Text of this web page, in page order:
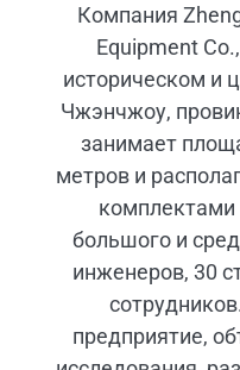
Компания
Equipment
историческом и
Чжэнчжоу,
занимает
метров и
комплектами
большого и
инженеров, 30
предприятие,